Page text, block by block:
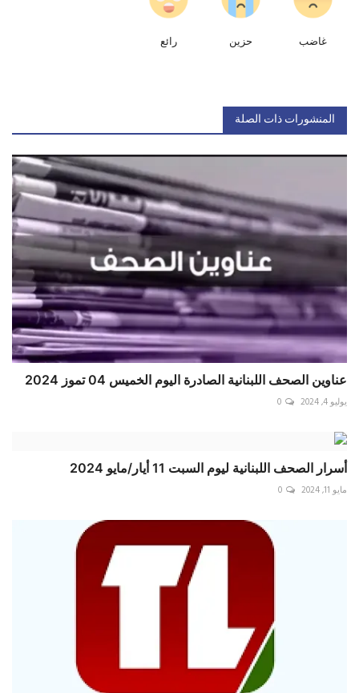
غاضب حزين رائع
المنشورات ذات الصلة
عناوين الصحف اللبنانية الصادرة اليوم الخميس 04 تموز 2024
يوليو 4, 2024 0
أسرار الصحف اللبنانية ليوم السبت 11 أيار/مايو 2024
مايو 11, 2024 0